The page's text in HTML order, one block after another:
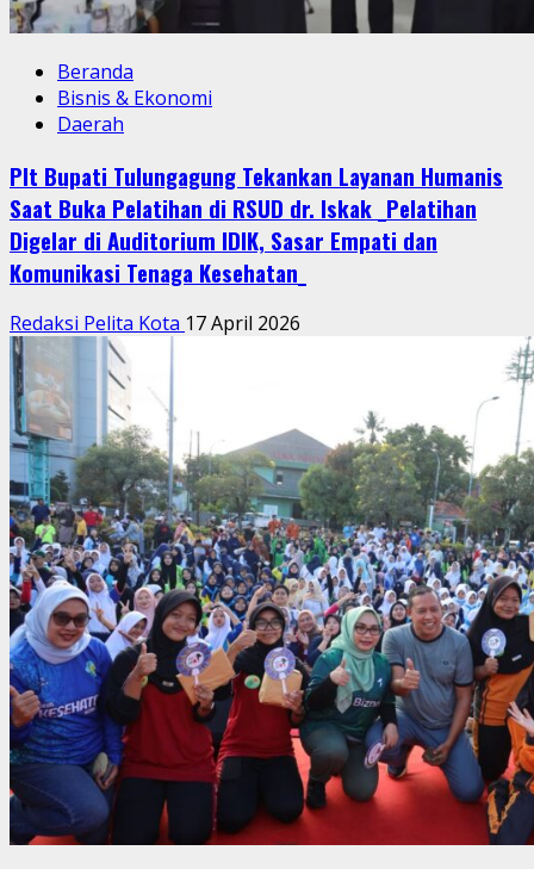
Beranda
Bisnis & Ekonomi
Daerah
Plt Bupati Tulungagung Tekankan Layanan Humanis
Saat Buka Pelatihan di RSUD dr. Iskak _Pelatihan
Digelar di Auditorium IDIK, Sasar Empati dan
Komunikasi Tenaga Kesehatan_
Redaksi Pelita Kota 17 April 2026